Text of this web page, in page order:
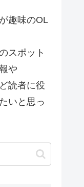
趣味のOL
スポット
や
読者に役
いと思っ